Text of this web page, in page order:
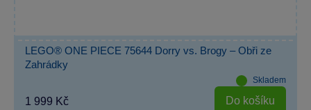
LEGO® ONE PIECE 75644 Dorry vs. Brogy – Obři ze
Zahrádky
Skladem
1 999 Kč Do košíku